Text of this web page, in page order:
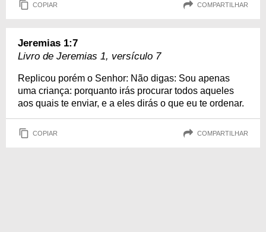
COPIAR COMPARTILHAR
Jeremias 1:7
Livro de Jeremias 1, versículo 7
Replicou porém o Senhor: Não digas: Sou apenas
uma criança: porquanto irás procurar todos aqueles
aos quais te enviar, e a eles dirás o que eu te ordenar.
COPIAR COMPARTILHAR